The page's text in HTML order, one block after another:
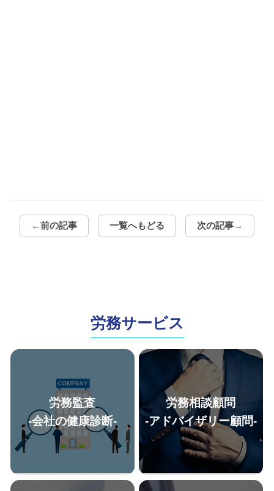
←前の記事 一覧へもどる 次の記事→
労務サービス
労務監査
-会社の健康診断-
労務相談顧問
-アドバイザリー顧問-